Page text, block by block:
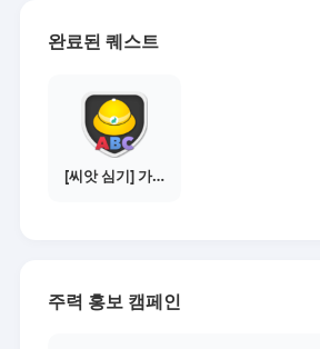
완료된 퀘스트
[씨앗 심기] 가이드보기 - 매체별 활동 가이드
주력 홍보 캠페인